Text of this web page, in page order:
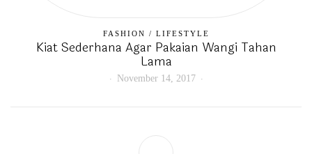
FASHION / LIFESTYLE
Kiat Sederhana Agar Pakaian Wangi Tahan
Lama
November 14, 2017